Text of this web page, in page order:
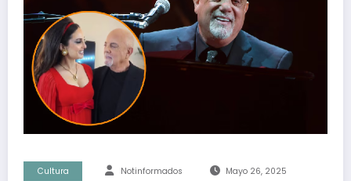
Cultura Notinformados Mayo 26, 2025